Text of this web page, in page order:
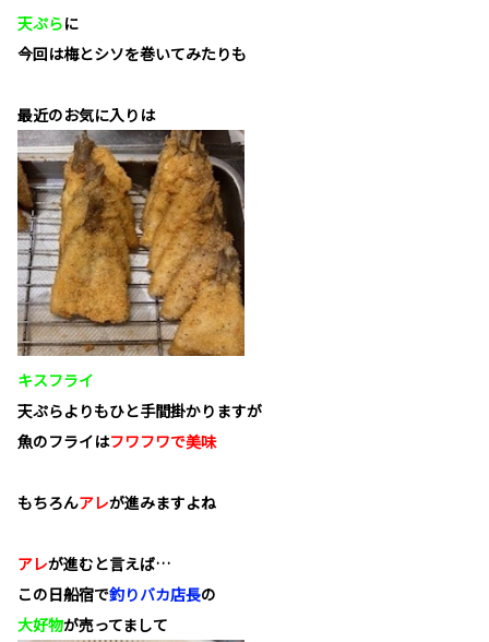
天ぷらに
今回は梅とシソを巻いてみたりも
最近のお気に入りは
キスフライ
天ぷらよりもひと手間掛かりますが
魚のフライはフワフワで美味
もちろんアレが進みますよね
アレが進むと言えば…
この日船宿で釣りバカ店長の
大好物が売ってまして